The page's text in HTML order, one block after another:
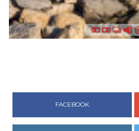
FACEBOOK